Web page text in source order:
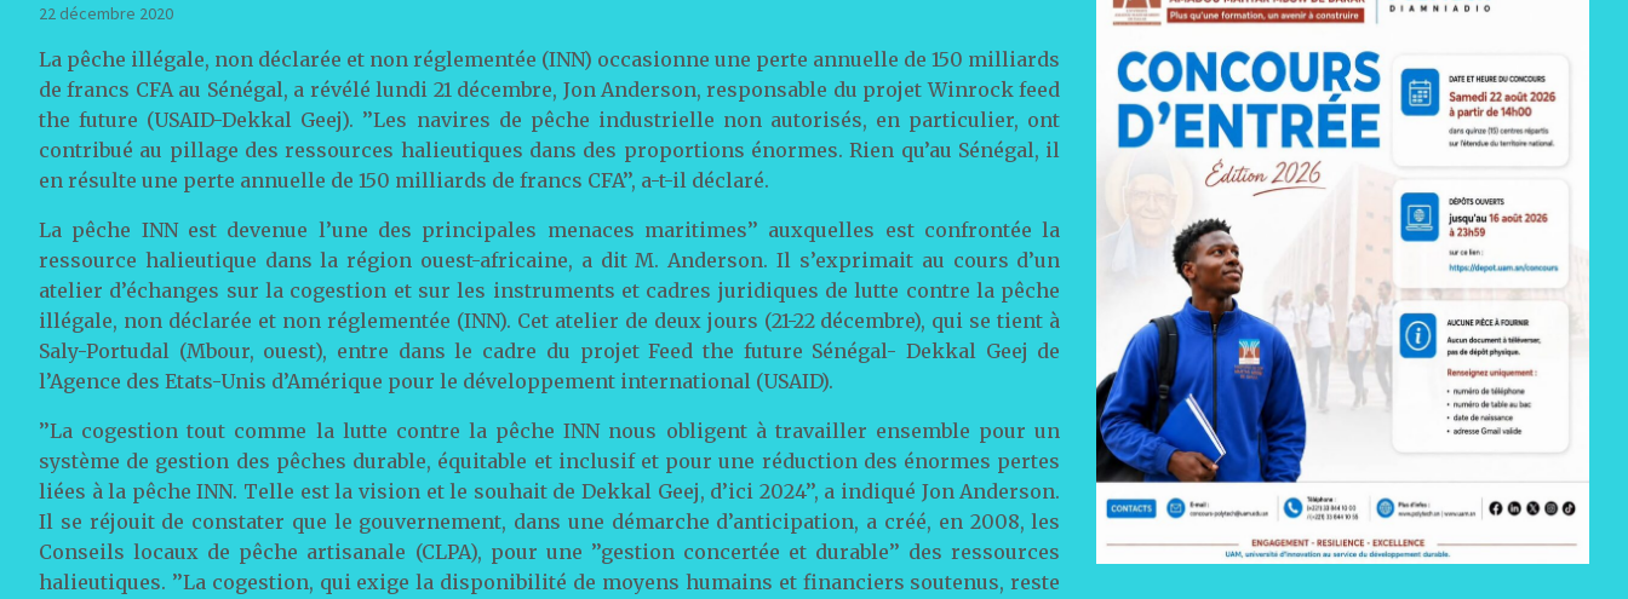
22 décembre 2020
La pêche illégale, non déclarée et non réglementée (INN) occasionne une perte annuelle de 150 milliards
de francs CFA au Sénégal, a révélé lundi 21 décembre, Jon Anderson, responsable du projet Winrock feed
the future (USAID-Dekkal Geej). ’’Les navires de pêche industrielle non autorisés, en particulier, ont
contribué au pillage des ressources halieutiques dans des proportions énormes. Rien qu’au Sénégal, il
en résulte une perte annuelle de 150 milliards de francs CFA’’, a-t-il déclaré.
La pêche INN est devenue l’une des principales menaces maritimes’’ auxquelles est confrontée la
ressource halieutique dans la région ouest-africaine, a dit M. Anderson. Il s’exprimait au cours d’un
atelier d’échanges sur la cogestion et sur les instruments et cadres juridiques de lutte contre la pêche
illégale, non déclarée et non réglementée (INN). Cet atelier de deux jours (21-22 décembre), qui se tient à
Saly-Portudal (Mbour, ouest), entre dans le cadre du projet Feed the future Sénégal- Dekkal Geej de
l’Agence des Etats-Unis d’Amérique pour le développement international (USAID).
’’La cogestion tout comme la lutte contre la pêche INN nous obligent à travailler ensemble pour un
système de gestion des pêches durable, équitable et inclusif et pour une réduction des énormes pertes
liées à la pêche INN. Telle est la vision et le souhait de Dekkal Geej, d’ici 2024’’, a indiqué Jon Anderson.
Il se réjouit de constater que le gouvernement, dans une démarche d’anticipation, a créé, en 2008, les
Conseils locaux de pêche artisanale (CLPA), pour une ’’gestion concertée et durable’’ des ressources
halieutiques. ’’La cogestion, qui exige la disponibilité de moyens humains et financiers soutenus, reste